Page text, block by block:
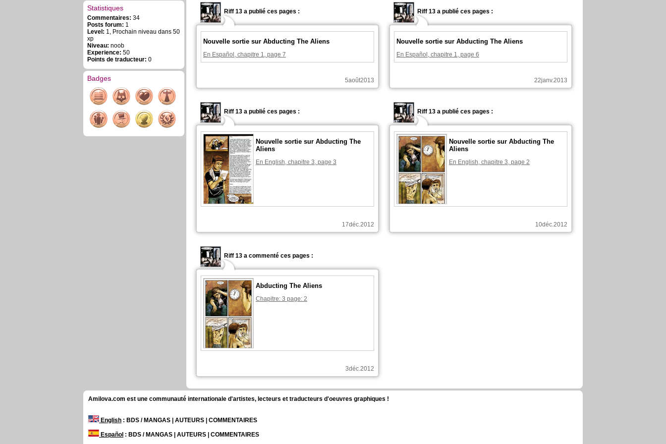
Statistiques
Commentaires: 34
Posts forum: 1
Level: 1, Prochain niveau dans 50
xp
Niveau: noob
Experience: 50
Points de traducteur: 0
Badges
Riff 13 a publié ces pages :
Nouvelle sortie sur Abducting The Aliens
En Español, chapitre 1, page 7
5août2013
Riff 13 a publié ces pages :
Nouvelle sortie sur Abducting The Aliens
En Español, chapitre 1, page 6
22janv.2013
Riff 13 a publié ces pages :
Nouvelle sortie sur Abducting The
Aliens
En English, chapitre 3, page 3
17déc.2012
Riff 13 a publié ces pages :
Nouvelle sortie sur Abducting The
Aliens
En English, chapitre 3, page 2
10déc.2012
Riff 13 a commenté ces pages :
Abducting The Aliens
Chapitre: 3 page: 2
3déc.2012
Amilova.com est une communauté internationale d'artistes, lecteurs et traducteurs d'oeuvres graphiques !
English : BDS / MANGAS | AUTEURS | COMMENTAIRES
Español : BDS / MANGAS | AUTEURS | COMMENTAIRES